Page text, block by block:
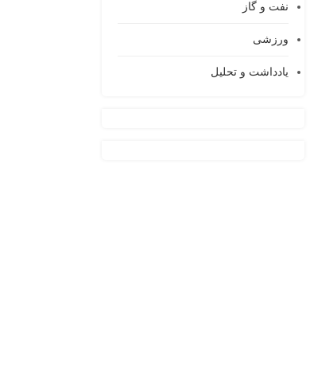
نفت و گاز
ورزشی
یادداشت و تحلیل